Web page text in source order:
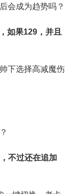
会成为趋势吗？
如果129，并且
下选择高减魔伤
不过还在追加